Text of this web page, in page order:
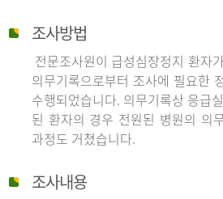
조사방법
전문조사원이 급성심장정지 환자
의무기록으로부터 조사에 필요한
수행되었습니다. 의무기록상 응급
된 환자의 경우 전원된 병원의 의
과정도 거쳤습니다.
조사내용